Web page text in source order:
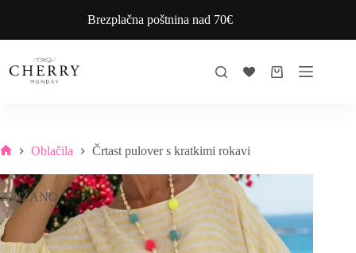
Brezplačna poštnina nad 70€
Shopping
Oblačila Črtast pulover s kratkimi rokavi
ZNIŽANO